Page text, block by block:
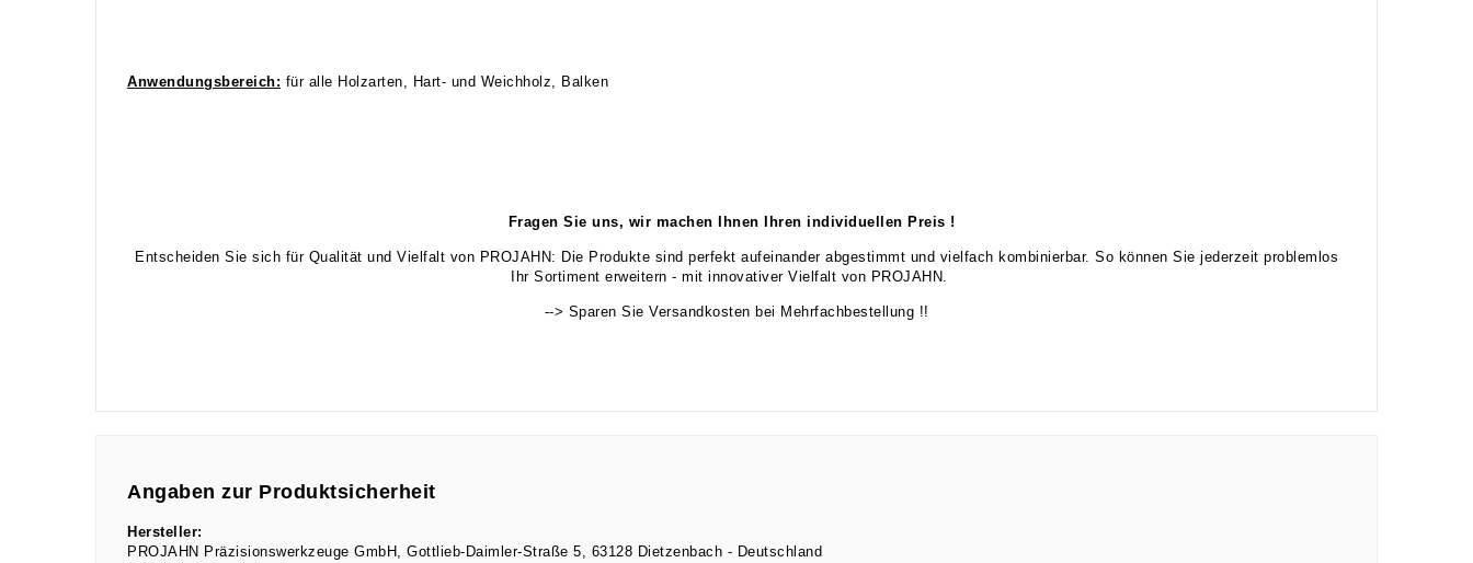
Anwendungsbereich: für alle Holzarten, Hart- und Weichholz, Balken
Fragen Sie uns, wir machen Ihnen Ihren individuellen Preis !
Entscheiden Sie sich für Qualität und Vielfalt von PROJAHN: Die Produkte sind perfekt aufeinander abgestimmt und vielfach kombinierbar. So können Sie jederzeit problemlos
Ihr Sortiment erweitern - mit innovativer Vielfalt von PROJAHN.
--> Sparen Sie Versandkosten bei Mehrfachbestellung !!
Angaben zur Produktsicherheit
Hersteller:
PROJAHN Präzisionswerkzeuge GmbH
Gottlieb-Daimler-Straße 5 63128 Dietzenbach
Deutschland